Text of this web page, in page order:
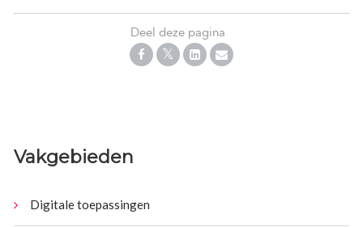
Deel deze pagina
Vakgebieden
Digitale toepassingen